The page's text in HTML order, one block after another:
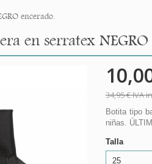
encerado.
en serratex
34,95 €IVA
Botita tipo
niñas.
Talla
25